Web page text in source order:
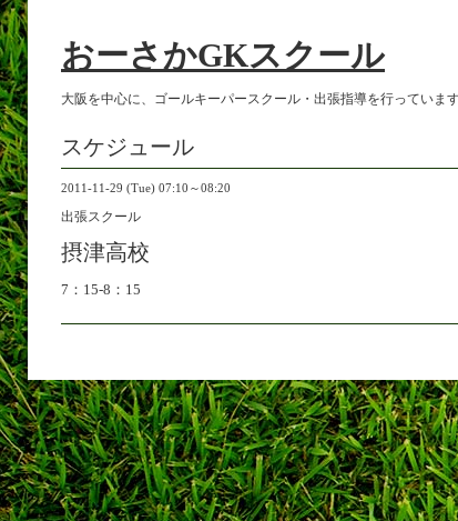
おーさかGKスクール
大阪を中心に、ゴールキーパースクール・出張指導を行っています
スケジュール
2011-11-29 (Tue) 07:10～08:20
出張スクール
摂津高校
7：15-8：15